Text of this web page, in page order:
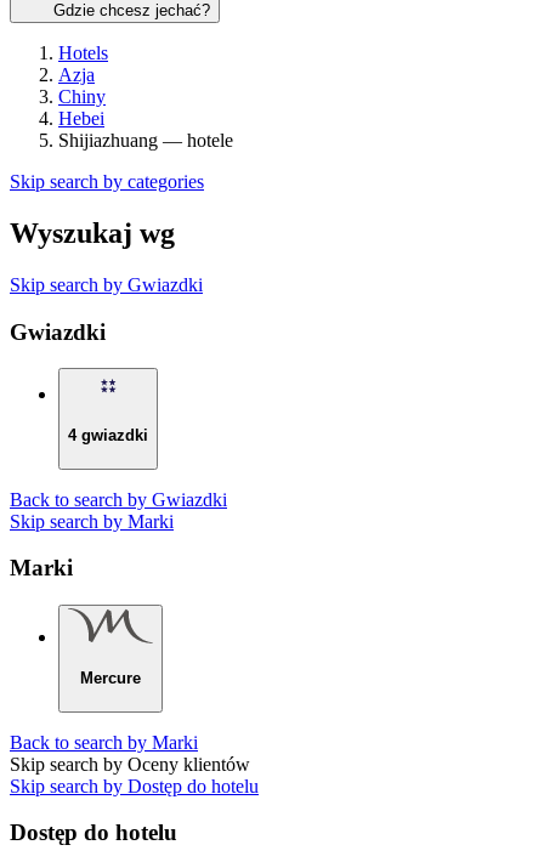
Gdzie chcesz jechać?
Hotels
Azja
Chiny
Hebei
Shijiazhuang — hotele
Skip search by categories
Wyszukaj wg
Skip search by Gwiazdki
Gwiazdki
4 gwiazdki
Back to search by Gwiazdki
Skip search by Marki
Marki
Mercure
Back to search by Marki
Skip search by Oceny klientów
Skip search by Dostęp do hotelu
Dostęp do hotelu